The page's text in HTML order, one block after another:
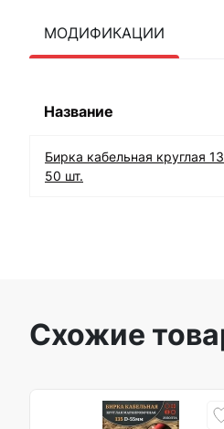
МОДИФИКАЦИИ
Название
Бирка кабельная круглая
50 шт.
Схожие